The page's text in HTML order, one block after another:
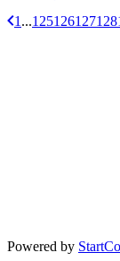
1 ...125126127128
Powered by